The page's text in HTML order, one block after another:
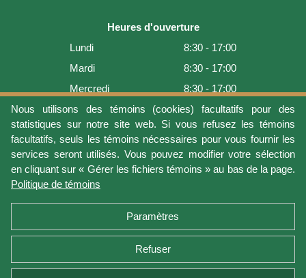
Nous utilisons des témoins (cookies) facultatifs pour des
statistiques sur notre site web. Si vous refusez les témoins
facultatifs, seuls les témoins nécessaires pour vous fournir les
services seront utilisés. Vous pouvez modifier votre sélection
en cliquant sur « Gérer les fichiers témoins » au bas de la page.
Politique de témoins
Paramètres
Refuser
Heures d'ouverture
Lundi
8:30 - 17:00
Mardi
8:30 - 17:00
Mercredi
8:30 - 17:00
Jeudi
8:30 - 17:00
Vendredi
8:30 - 17:00
Samedi
9:00 - 16:00
Dimanche
Fermé